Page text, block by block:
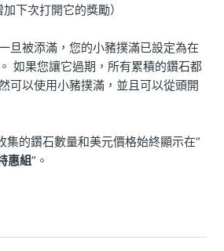
下次打開它的獎勵）
旦被添滿，您的小豬撲滿已設定為在
如果您讓它過期，所有累積的鑽石都
可以使用小豬撲滿，並且可以從頭開
集的鑽石數量和美元價格始終顯示在“
惠組”。